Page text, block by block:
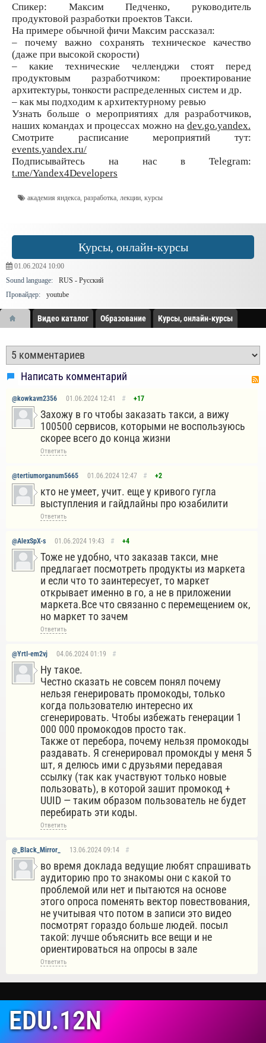
Спикер: Максим Педченко, руководитель
продуктовой разработки проектов Такси.
На примере обычной фичи Максим рассказал:
– почему важно сохранять техническое качество
(даже при высокой скорости)
– какие технические челленджи стоят перед
продуктовым разработчиком: проектирование
архитектуры, тонкости распределенных систем и др.
– как мы подходим к архитектурному ревью
Узнать больше о мероприятиях для разработчиков,
наших командах и процессах можно на dev.go.yandex.
Смотрите расписание мероприятий тут:
events.yandex.ru/
Подписывайтесь на нас в Telegram:
t.me/Yandex4Developers
академия яндекса, разработка, лекции, курсы
Курсы, онлайн-курсы
01.06.2024 10:00
Sound language:
RUS - Русский
Провайдер:
youtube
Видео каталог Образование Курсы, онлайн-курсы
Написать комментарий
@kowkavn2356 01.06.2024 12:41 # +17
Захожу в го чтобы заказать такси, а вижу
100500 сервисов, которыми не воспользуюсь
скорее всего до конца жизни
Ответить
@tertiumorganum5665 01.06.2024 12:47 # +2
кто не умеет, учит. еще у кривого гугла
выступления и гайдлайны про юзабилити
Ответить
@AlexSpX-s 01.06.2024 19:43 # +4
Тоже не удобно, что заказав такси, мне
предлагает посмотреть продукты из маркета
и если что то заинтересует, то маркет
открывает именно в го, а не в приложении
маркета.Все что связанно с перемещением ок,
но маркет то зачем
Ответить
@YrtI-em2vj 04.06.2024 01:19 #
Ну такое.
Честно сказать не совсем понял почему
нельзя генерировать промокоды, только
когда пользователю интересно их
сгенерировать. Чтобы избежать генерации 1
000 000 промокодов просто так.
Также от перебора, почему нельзя промокоды
раздавать. Я сгенерировал промокды у меня 5
шт, я делюсь ими с друзьями передавая
ссылку (так как участвуют только новые
пользовать), в которой зашит промокод +
UUID — таким образом пользователь не будет
перебирать эти коды.
Ответить
@_Black_Mirror_ 13.06.2024 09:14 #
во время доклада ведущие любят спрашивать
аудиторию про то знакомы они с какой то
проблемой или нет и пытаются на основе
этого опроса поменять вектор повествования,
не учитывая что потом в записи это видео
посмотрят гораздо больше людей. посыл
такой: лучше объяснить все вещи и не
ориентироваться на опросы в зале
Ответить
EDU.12N